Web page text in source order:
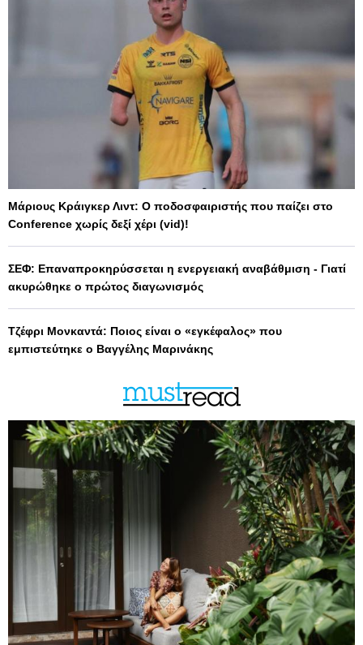
Μάριους Κράιγκερ Λιντ: Ο ποδοσφαιριστής που παίζει στο
Conference χωρίς δεξί χέρι (vid)!
ΣΕΦ: Επαναπροκηρύσσεται η ενεργειακή αναβάθμιση - Γιατί
ακυρώθηκε ο πρώτος διαγωνισμός
Τζέφρι Μονκαντά: Ποιος είναι ο «εγκέφαλος» που
εμπιστεύτηκε ο Βαγγέλης Μαρινάκης